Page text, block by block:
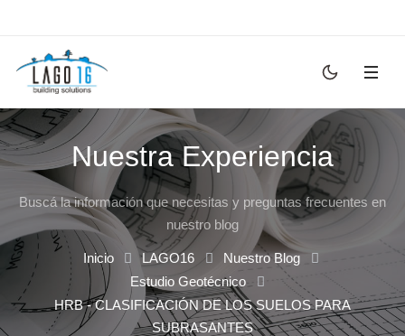
Nuestra Experiencia
Buscá la información que necesitas y preguntas frecuentes en
nuestro blog
Inicio LAGO16
Nuestro Blog
Estudio Geotécnico
HRB - CLASIFICACIÓN DE LOS SUELOS PARA
SUBRASANTES